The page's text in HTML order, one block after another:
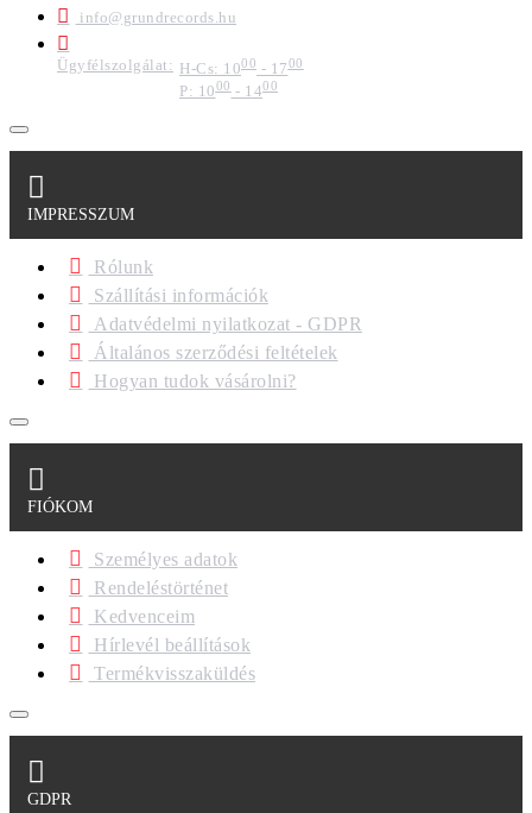
info@grundrecords.hu
Ügyfélszolgálat: H-Cs: 1000 - 1700
P: 1000- 1400
IMPRESSZUM
Rólunk
Szállítási információk
Adatvédelmi nyilatkozat - GDPR
Általános szerződési feltételek
Hogyan tudok vásárolni?
FIÓKOM
Személyes adatok
Rendeléstörténet
Kedvenceim
Hírlevél beállítások
Termékvisszaküldés
GDPR